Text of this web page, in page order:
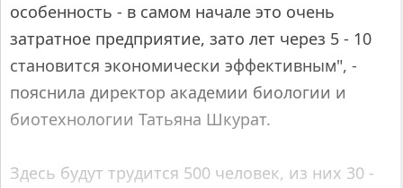
особенность - в самом начале это очень
затратное предприятие, зато лет через 5 - 10
становится экономически эффективным", -
пояснила директор академии биологии и
биотехнологии Татьяна Шкурат.
Здесь будут трудится 500 человек, из них 30 -